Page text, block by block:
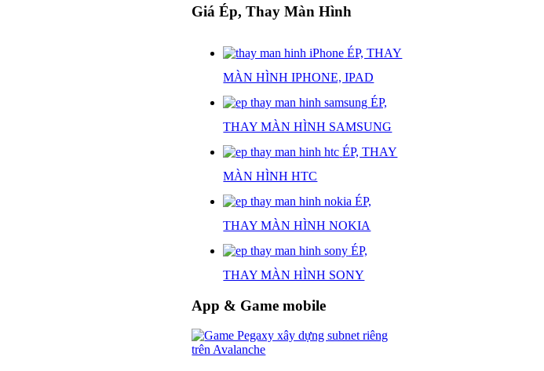
Giá Ép, Thay Màn Hình
ÉP, THAY
MÀN HÌNH IPHONE, IPAD
ÉP,
THAY MÀN HÌNH SAMSUNG
ÉP, THAY
MÀN HÌNH HTC
ÉP,
THAY MÀN HÌNH NOKIA
ÉP,
THAY MÀN HÌNH SONY
App & Game mobile